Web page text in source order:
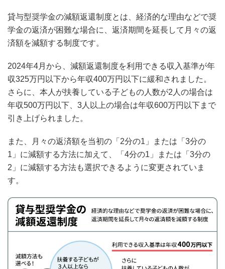
貸与型奨学金の減額返還制度とは、経済的な理由などで奨
学金の返済が困難な場合に、返済期間を延長して月々の返
済額を減額する制度です。
2024年4月から、減額返還制度を利用できる収入基準が年
収325万円以下から年収400万円以下に緩和されました。
さらに、本人が扶養している子どもの人数が2人の場合は
年収500万円以下、3人以上の場合は年収600万円以下まで
引き上げられました。
また、月々の返済額を当初の「2分の1」または「3分の
1」に減額する方法に加えて、「4分の1」または「3分の
2」に減額する方法も選択できるように変更されていま
す。